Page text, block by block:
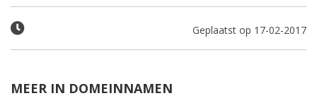
Geplaatst op 17-02-2017
MEER IN DOMEINNAMEN